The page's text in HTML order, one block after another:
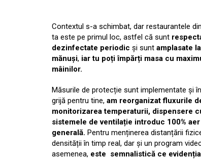
Contextul s-a schimbat, dar restaurantele
ta este pe primul loc, astfel că sunt
dezinfectate periodic și sunt amplasate
mănuși, iar tu poți împărți masa cu
mâinilor.
Măsurile de protecție sunt implementate și
grijă pentru tine, am reorganizat fluxurile
monitorizarea temperaturii, dispensere
sistemele de ventilație introduc 100%
generală. Pentru menținerea distanțării
densității în timp real, dar și un program
asemenea, este semnalistică ce